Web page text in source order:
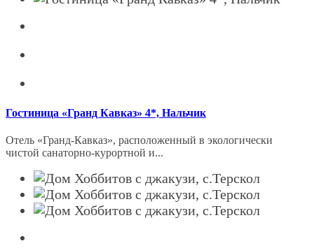
Гостиница «Гранд Кавказ» 4*, Нальчик
Отель «Гранд-Кавказ», расположенный в экологически
чистой санаторно-курортной и...